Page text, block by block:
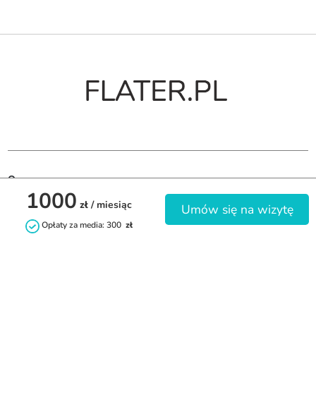
1000 zł / miesiąc
Opłaty za media: 300 zł
Umów się na wizytę
O nas
Pokoje i mieszkania dla studentów oraz osób pracujących.
Jesteśmy firmą zarządzającą nieruchomościami, więc